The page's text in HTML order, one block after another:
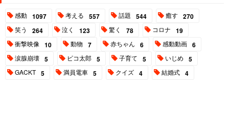
感動 1097 考える 557 話題 544 癒す 270
笑う 264 泣く 123 驚く 78 コロナ 19
衝撃映像 10 動物 7 赤ちゃん 6 感動動画 6
涙腺崩壊 5 ピコ太郎 5 子育て 5 いじめ 5
GACKT 5 満員電車 5 クイズ 4 結婚式 4